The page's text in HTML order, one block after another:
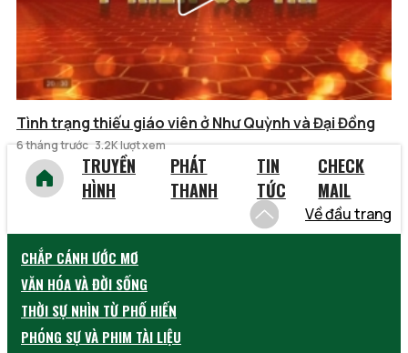
Tình trạng thiếu giáo viên ở Như Quỳnh và Đại Đồng
6 tháng trước 3.2K lượt xem
TRUYỀN
HÌNH
PHÁT
THANH
TIN
TỨC
CHECK
MAIL
Về đầu trang
CHẮP CÁNH ƯỚC MƠ
VĂN HÓA VÀ ĐỜI SỐNG
THỜI SỰ NHÌN TỪ PHỐ HIẾN
PHÓNG SỰ VÀ PHIM TÀI LIỆU